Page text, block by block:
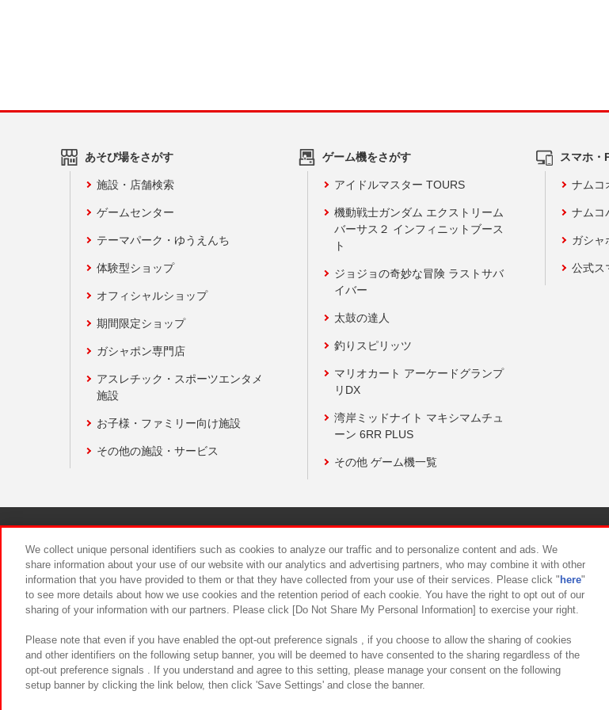
あそび場をさがす
施設・店舗検索
ゲームセンター
テーマパーク・ゆうえんち
体験型ショップ
オフィシャルショップ
期間限定ショップ
ガシャポン専門店
アスレチック・スポーツエンタメ
施設
お子様・ファミリー向け施設
その他の施設・サービス
ゲーム機をさがす
アイドルマスター TOURS
機動戦士ガンダム エクストリーム
バーサス２ インフィニットブース
ト
ジョジョの奇妙な冒険 ラストサバ
イバー
太鼓の達人
釣りスピリッツ
マリオカート アーケードグランプ
リDX
湾岸ミッドナイト マキシマムチュ
ーン 6RR PLUS
その他 ゲーム機一覧
スマホ・
ナムコ
ナムコ
ガシャ
公式ス
食品のご提供について カスタマーハラスメント対応方針
We collect unique personal identifiers such as cookies to analyze our traffic and to personalize content and ads. We
share information about your use of our website with our analytics and advertising partners, who may combine it with other
information that you have provided to them or that they have collected from your use of their services. Please click " here"
to see more details about how we use cookies and the retention period of each cookie. You have the right to opt out of our
sharing of your information with our partners. Please click [Do Not Share My Personal Information] to exercise your right.
Please note that even if you have enabled the opt-out preference signals , if you choose to allow the sharing of cookies
and other identifiers on the following setup banner, you will be deemed to have consented to the sharing regardless of the
opt-out preference signals . If you understand and agree to this setting, please manage your consent on the following
setup banner by clicking the link below, then click 'Save Settings' and close the banner.